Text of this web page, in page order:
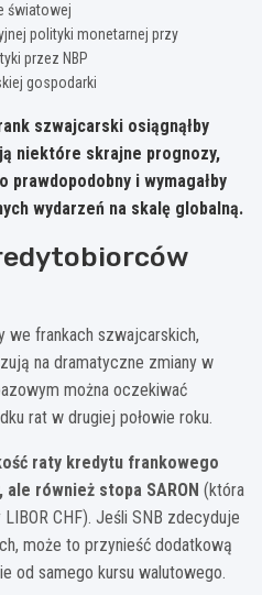
światowej
polityki monetarnej przy
przez NBP
gospodarki
szwajcarski osiągnąłby
niektóre skrajne prognozy,
prawdopodobny i wymagałby
wydarzeń na skalę globalną.
we frankach szwajcarskich,
na dramatyczne zmiany w
można oczekiwać
rat w drugiej połowie roku.
raty kredytu frankowego
również stopa SARON (która
CHF). Jeśli SNB zdecyduje
może to przynieść dodatkową
od samego kursu walutowego.